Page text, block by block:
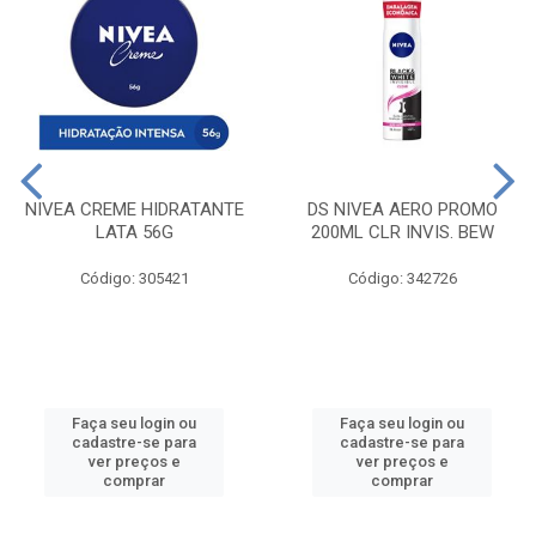
NIVEA CREME HIDRATANTE
LATA 56G
Código: 305421
Faça seu login ou
cadastre-se para
ver preços e
comprar
DS NIVEA AERO PROMO
200ML CLR INVIS. BEW
Código: 342726
Faça seu login ou
cadastre-se para
ver preços e
comprar